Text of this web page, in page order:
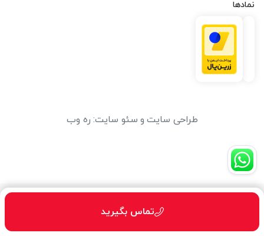
تماس بگیرید
نمادها
طراحی سایت و سئو سایت: ره وب